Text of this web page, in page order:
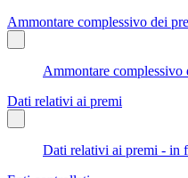
Ammontare complessivo dei
Ammontare
Dati relativi ai premi
Dati relativi ai premi - in